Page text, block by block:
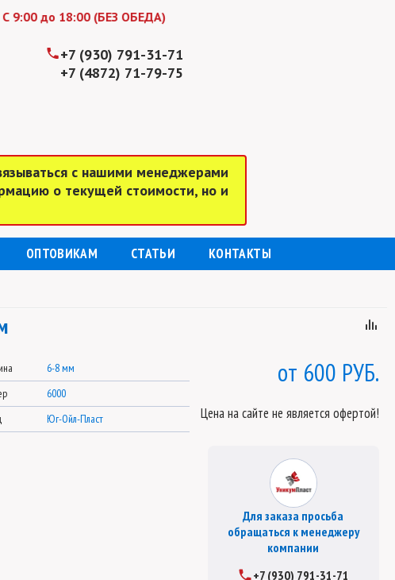
до 18:00 (БЕЗ ОБЕДА)
+7 (930) 791-31-71
+7 (4872) 71-79-75
с нашими менеджерами
о текущей стоимости, но и
ОПТОВИКАМ СТАТЬИ КОНТАКТЫ
6-8 мм
6000
Юг-Ойл-Пласт
600 РУБ.
Цена на сайте не является офертой!
Для заказа просьба
обращаться к менеджеру
компании
+7 (930) 791-31-71